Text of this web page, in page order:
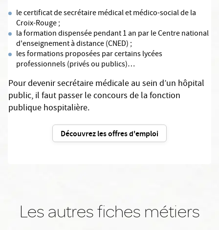
le certificat de secrétaire médical et médico-social de la
Croix-Rouge ;
la formation dispensée pendant 1 an par le Centre national
d'enseignement à distance (CNED) ;
les formations proposées par certains lycées
professionnels (privés ou publics)…
Pour devenir secrétaire médicale au sein d’un hôpital
public, il faut passer le concours de la fonction
publique hospitalière.
Découvrez les offres d'emploi
Les autres fiches métiers